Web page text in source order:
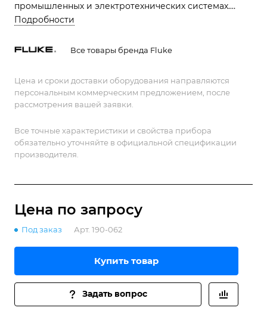
промышленных и электротехнических системах.
Соответствует CAT III 1000 В / CAT IV 600 В.
Подробности
Все товары бренда Fluke
Цена и сроки доставки оборудования направляются
персональным коммерческим предложением, после
рассмотрения вашей заявки.
Все точные характеристики и свойства прибора
обязательно уточняйте в официальной спецификации
производителя.
Цена по запросу
Под заказ Арт. 190-062
Купить товар
Задать вопрос